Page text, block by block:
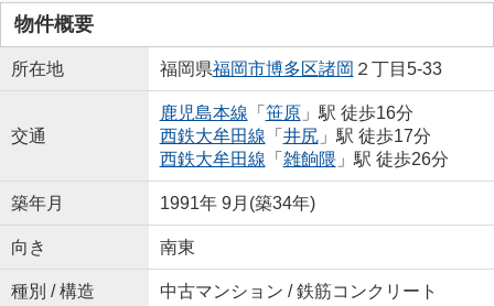
物件概要
所在地 福岡県福岡市博多区諸岡 ２丁目5-33
交通
鹿児島本線 「 笹原」駅 徒歩16分
西鉄大牟田線 「 井尻」駅 徒歩17分
西鉄大牟田線 「 雑餉隈」駅 徒歩26分
築年月 1991年 9月(築34年)
向き 南東
種別 / 構造 中古マンション / 鉄筋コンクリート